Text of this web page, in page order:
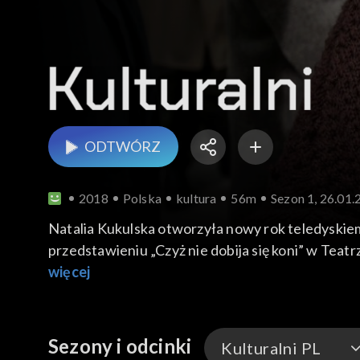
ODTWÓRZ
2018 Polska kultura 56m Sezon 1,
Natalia Kukulska otworzyła nowy rok
przedstawieniu „Czyż nie dobija się koni” w
Wyspiańskiego. Muzeum Narodowe w Krakowie
więcej
Sezony i odcinki Kulturalni PL